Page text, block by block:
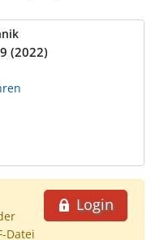
(2022)
Login
Datei